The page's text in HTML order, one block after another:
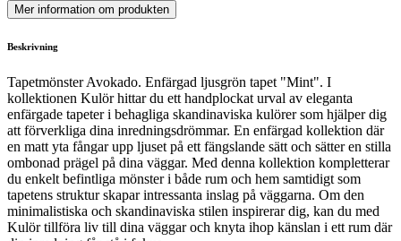
Mer information om produkten
Beskrivning
Tapetmönster Avokado. Enfärgad ljusgrön tapet "Mint". I
kollektionen Kulör hittar du ett handplockat urval av eleganta
enfärgade tapeter i behagliga skandinaviska kulörer som hjälper dig
att förverkliga dina inredningsdrömmar. En enfärgad kollektion där
en matt yta fångar upp ljuset på ett fängslande sätt och sätter en stilla
ombonad prägel på dina väggar. Med denna kollektion kompletterar
du enkelt befintliga mönster i både rum och hem samtidigt som
tapetens struktur skapar intressanta inslag på väggarna. Om den
minimalistiska och skandinaviska stilen inspirerar dig, kan du med
Kulör tillföra liv till dina väggar och knyta ihop känslan i ett rum där